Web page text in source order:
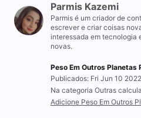
Parmis Kazemi
Parmis é um criador de
escrever e criar coisas
interessada em tecnologia
novas.
Peso Em Outros Planetas
Publicados: Fri Jun 10 2022
Na categoria Outras
Adicione Peso Em Outros